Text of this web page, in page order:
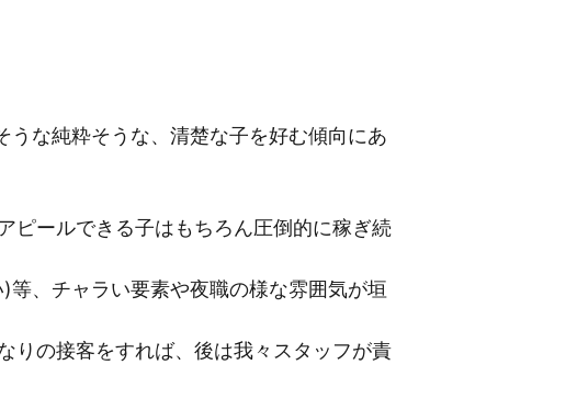
うな純粋そうな、清楚な子を好む傾向にあ
ピールできる子はもちろん圧倒的に稼ぎ続
、チャラい要素や夜職の様な雰囲気が垣
りの接客をすれば、後は我々スタッフが責